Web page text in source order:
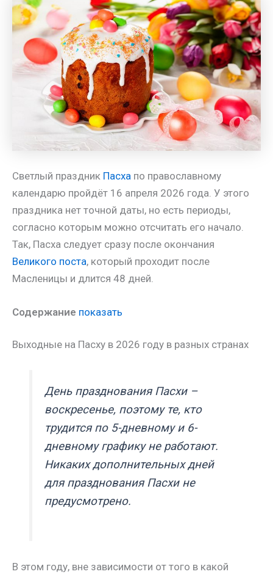
m
a
s
A
p
e
r
a
i
т
п
Светлый праздник Пасха по православному
календарю пройдёт 16 апреля 2026 года. У этого
праздника нет точной даты, но есть периоды,
согласно которым можно отсчитать его начало.
Так, Пасха следует сразу после окончания
Великого поста, который проходит после
Масленицы и длится 48 дней.
Содержание показать
Выходные на Пасху в 2026 году в разных странах
День празднования Пасхи –
воскресенье, поэтому те, кто
трудится по 5-дневному и 6-
дневному графику не работают.
Никаких дополнительных дней
для празднования Пасхи не
предусмотрено.
В этом году, вне зависимости от того в какой